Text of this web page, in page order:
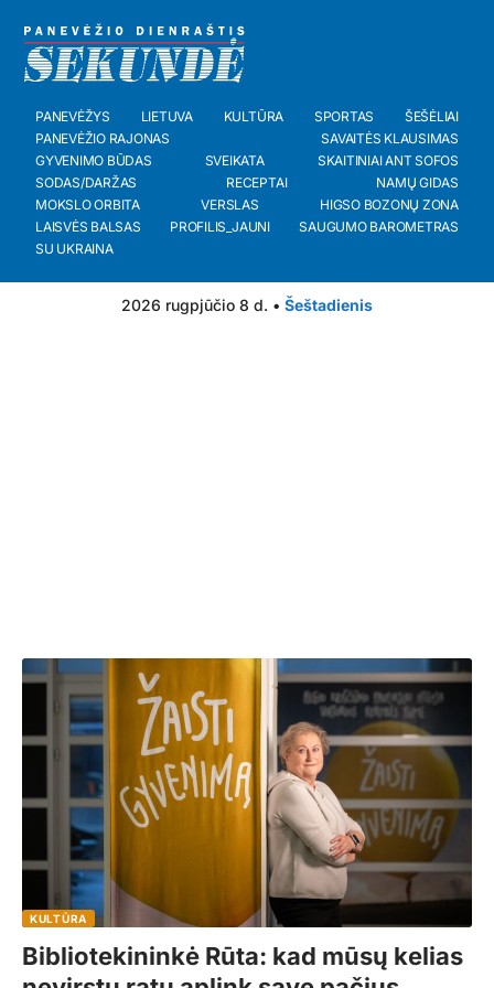
PANEVĖŽYS LIETUVA KULTŪRA SPORTAS
ŠEŠĖLIAI
PANEVĖŽIO RAJONAS
SAVAITĖS KLAUSIMAS
GYVENIMO BŪDAS
SVEIKATA
SKAITINIAI ANT SOFOS
SODAS/DARŽAS
RECEPTAI
NAMŲ GIDAS
MOKSLO ORBITA
VERSLAS
HIGSO BOZONŲ ZONA
LAISVĖS BALSAS
PROFILIS_JAUNI
SAUGUMO BAROMETRAS
SU UKRAINA
2026 rugpjūčio 8 d. • Šeštadienis
KULTŪRA
Bibliotekininkė Rūta: kad mūsų kelias